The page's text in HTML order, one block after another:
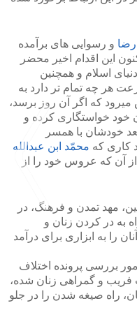
و رسوایی های برآمده
این اقدام اخیر محضر
اسلام و همچنین
هر چه تمام تر دارد به
که اگر آن روز برسد،
خود خواستگاری کرده و
خودشان با همسر
کاری که محمّد ابن عبدالله
از آن که عروس خود را از
مهد تمدن و فرهنگ، در
به در کردن زنان و
را به ابزاری برای درآمد
بررسی پرونده اختلاف
فریب و گمراهی زنان شده،
راه صیغه شدن را در جلو
>